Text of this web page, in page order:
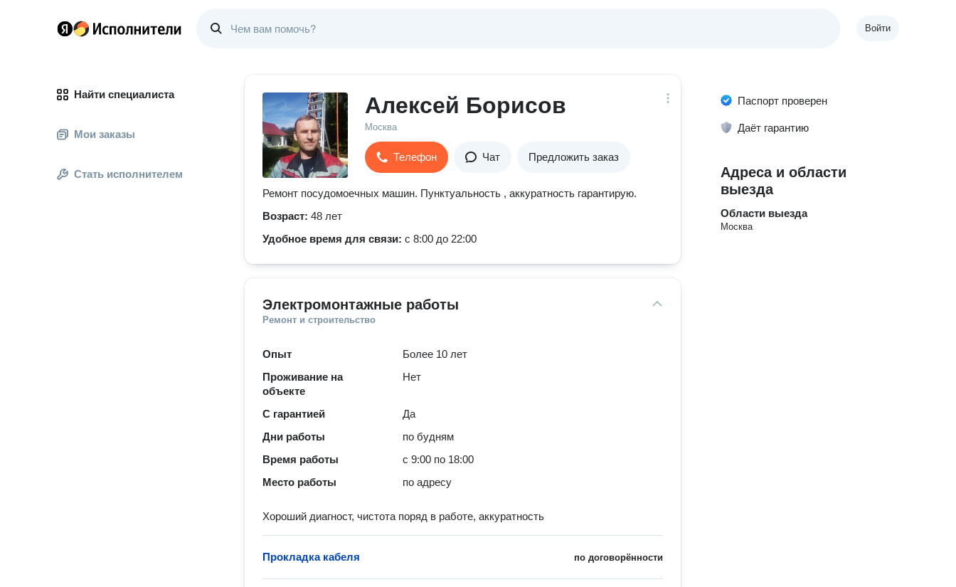
Войти
Найти специалиста
Мои заказы
Стать исполнителем
Алексей Борисов
Москва
Телефон Чат Предложить заказ
Ремонт посудомоечных машин. Пунктуальность , аккуратность гарантирую.
Возраст: 48 лет
Удобное время для связи: с 8:00 до 22:00
Электромонтажные работы
Ремонт и строительство
Опыт
Более 10 лет
Проживание на
объекте
Нет
С гарантией
Да
Дни работы
по будням
Время работы
с 9:00 по 18:00
Место работы
по адресу
Хороший диагност, чистота поряд в работе, аккуратность
по договорённости
Прокладка кабеля
Паспорт проверен
Даёт гарантию
Адреса и области
выезда
Области выезда
Москва